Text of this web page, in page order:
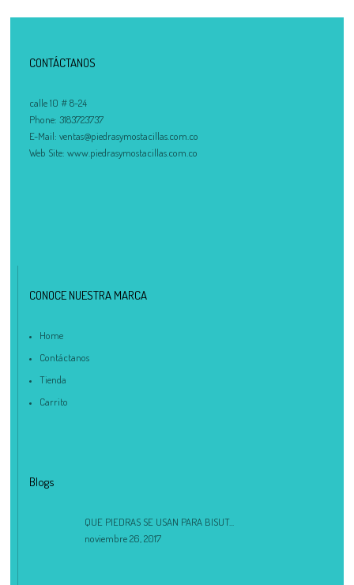
CONTÁCTANOS
calle 10 # 8-24
Phone: 3183723737
E-Mail: ventas@piedrasymostacillas.com.co
Web Site: www.piedrasymostacillas.com.co
CONOCE NUESTRA MARCA
Home
Contáctanos
Tienda
Carrito
Blogs
QUE PIEDRAS SE USAN PARA BISUT...
noviembre 26, 2017